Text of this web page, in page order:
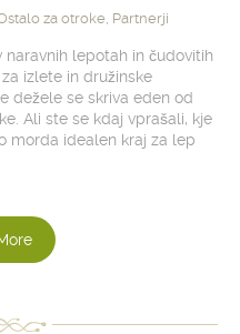
za otroke, Partnerji
lepotah in čudovitih
izlete in družinske
dežele se skriva eden od
Ali ste se kdaj vprašali, kje
morda idealen kraj za lep